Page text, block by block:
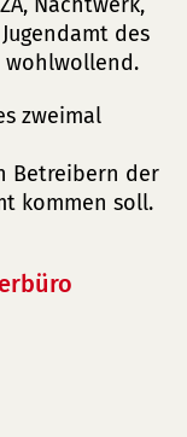
des
wohlwollend.
zweimal
Betreibern der
kommen soll.